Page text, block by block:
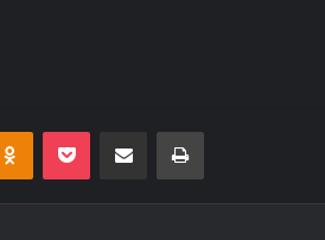
Odnoklassniki
Pocket E-Posta ile paylaş Yazdır